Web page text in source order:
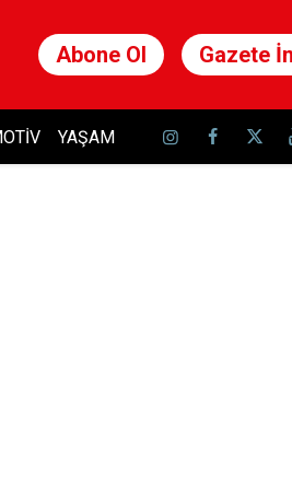
Abone Ol Gazete
YAŞAM